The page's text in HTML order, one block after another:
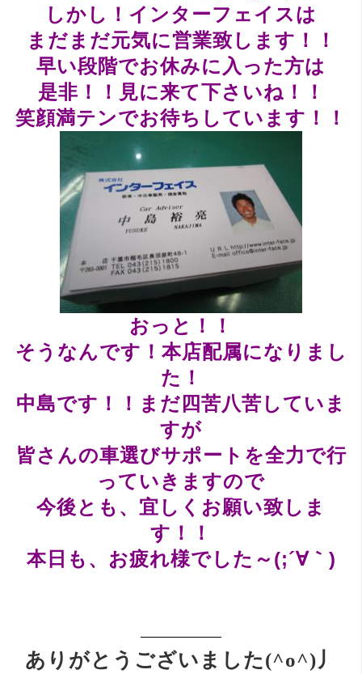
しかし！インターフェイスは
まだまだ元気に営業致します！！
早い段階でお休みに入った方は
是非！！見に来て下さいね！！
笑顔満テンでお待ちしています！！
おっと！！
そうなんです！本店配属になりまし
た！
中島です！！まだ四苦八苦していま
すが
皆さんの車選びサポートを全力で行
っていきますので
今後とも、宜しくお願い致しま
す！！
本日も、お疲れ様でした～(;´∀｀)
ありがとうございました(^o^)丿